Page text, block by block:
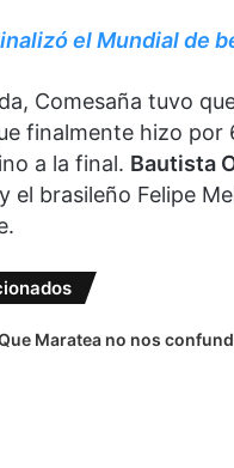
el Mundial de
Comesaña tuvo
finalmente hizo
a la final. Bautista
el brasileño Felipe
Maratea no nos